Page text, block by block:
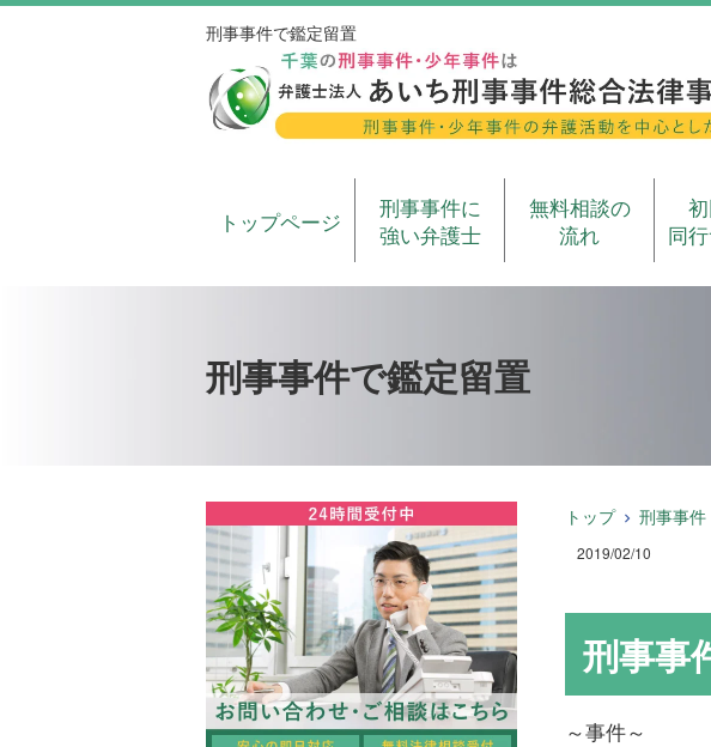
刑事事件で鑑定留置
トップページ
刑事事件に
強い弁護士
無料相談の
流れ
同
刑事事件で鑑定留置
トップ 刑事事件
2019/02/10
刑事事
～事件～